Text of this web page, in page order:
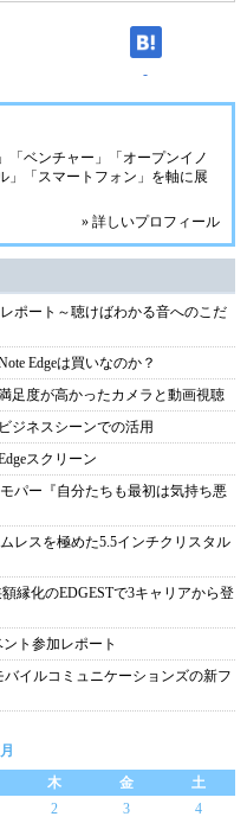
-
「ベンチャー」「オープンイノ
」「スマートフォン」を軸に展
» 詳しいプロフィール
ポート～聴けばわかる音へのこだ
Edgeは買いなのか？
足度が高かったカメラと動画視聴
ジネスシーンでの活用
スクリーン
パー『自分たちも最初は気持ち悪
レスを極めた5.5インチクリスタル
縁化のEDGESTで3キャリアから登
ト参加レポート
バイルコミュニケーションズの新フ
木 金
土
2 3
4